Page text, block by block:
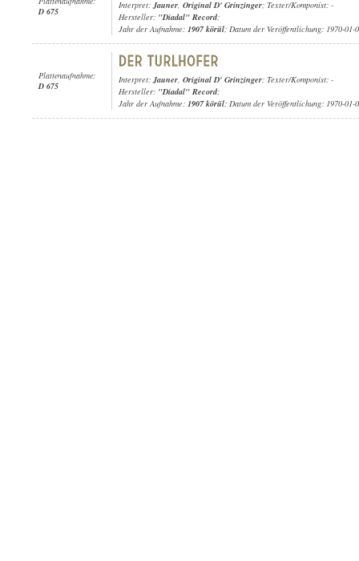
D 675
Interpret:Jauner, Original D' Grinzinger; Texter/Komponist: -
Hersteller: "Diadal" Record;
Jahr der Aufnahme: 1907 körül; Datum der Veröffentlichung: 1970-01-
Plattenaufnahme:
D 675
Interpret:Jauner, Original D' Grinzinger; Texter/Komponist: -
Hersteller: "Diadal" Record;
Jahr der Aufnahme: 1907 körül; Datum der Veröffentlichung: 1970-01-